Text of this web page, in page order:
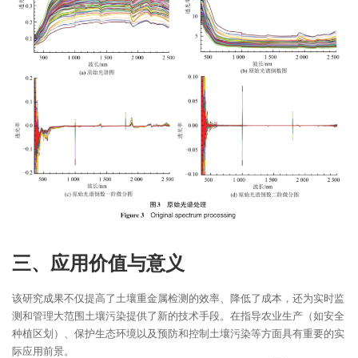
三、应用价值与意义
该研究成果不仅提高了土壤重金属检测的效率、降低了成本，还为实时监
测和管理大范围土壤污染提供了新的技术手段。在指导农业生产（如安全
种植区划）、保护生态环境以及预防和控制土壤污染等方面具有重要的实
际应用前景。